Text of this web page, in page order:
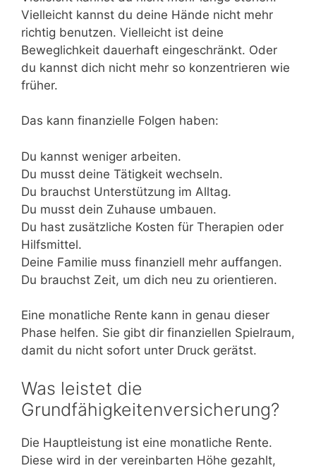
Vielleicht kannst du deine Hände nicht mehr
richtig benutzen. Vielleicht ist deine
Beweglichkeit dauerhaft eingeschränkt. Oder
du kannst dich nicht mehr so konzentrieren wie
früher.
Das kann finanzielle Folgen haben:
Du kannst weniger arbeiten.
Du musst deine Tätigkeit wechseln.
Du brauchst Unterstützung im Alltag.
Du musst dein Zuhause umbauen.
Du hast zusätzliche Kosten für Therapien oder
Hilfsmittel.
Deine Familie muss finanziell mehr auffangen.
Du brauchst Zeit, um dich neu zu orientieren.
Eine monatliche Rente kann in genau dieser
Phase helfen. Sie gibt dir finanziellen Spielraum,
damit du nicht sofort unter Druck gerätst.
Was leistet die
Grundfähigkeitenversicherung?
Die Hauptleistung ist eine monatliche Rente.
Diese wird in der vereinbarten Höhe gezahlt,